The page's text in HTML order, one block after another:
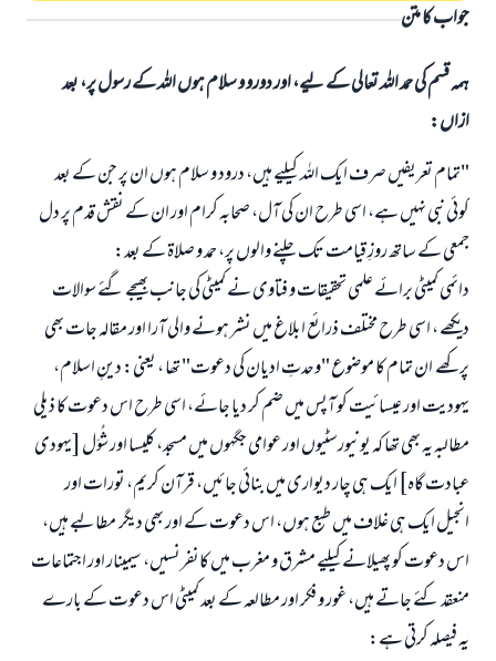
جواب کا متن
ہمہ قسم کی حمد اللہ تعالی کے لیے، اور دورو و سلام ہوں اللہ کے رسول پر، بعد
ازاں:
"تمام تعریفیں صرف ایک اللہ کیلیے ہیں، درود و سلام ہوں ان پر جن کے بعد
کوئی نبی نہیں ہے، اسی طرح ان کی آل، صحابہ کرام اور ان کے نقش قدم پر دل
جمعی کے ساتھ روزِ قیامت تک چلنے والوں پر، حمد و صلاۃ کے بعد:
دائمی کمیٹی برائے علمی تحقیقات و فتاوی نے کمیٹی کی جانب بھیجے گئے سوالات
دیکھے ، اسی طرح مختلف ذرائع ابلاغ میں نشر ہونے والی آرا اور مقالہ جات بھی
پرکھے ان تمام کا موضوع "وحدتِ ادیان کی دعوت" تھا ، یعنی: دینِ اسلام،
یہودیت اور عیسائیت کو آپس میں ضم کر دیا جائے، اسی طرح اس دعوت کا ذیلی
مطالبہ یہ بھی تھا کہ یونیورسٹیوں اور عوامی جگہوں میں مسجد، کلیسا اور شُوَل [یہودی
عبادت گاہ] ایک ہی چار دیواری میں بنائی جائیں، قرآن کریم، تورات اور
انجیل ایک ہی غلاف میں طبع ہوں، اس دعوت کے اور بھی دیگر مطالبے ہیں،
اس دعوت کو پھیلانے کیلیے مشرق و مغرب میں کانفرنسیں، سیمینار اور اجتماعات
منعقد کئے جاتے ہیں، غور و فکر اور مطالعہ کے بعد کمیٹی اس دعوت کے بارے
یہ فیصلہ کرتی ہے: